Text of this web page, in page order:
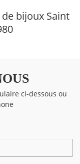
bijoux Saint
ci-dessous ou